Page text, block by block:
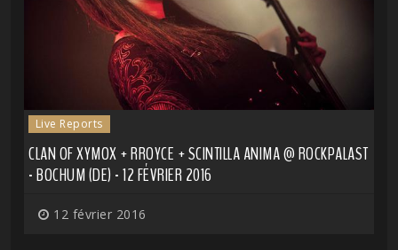
Live Reports
CLAN OF XYMOX + RROYCE + SCINTILLA ANIMA @ ROCKPALAST
- BOCHUM (DE) - 12 FÉVRIER 2016
12 février 2016